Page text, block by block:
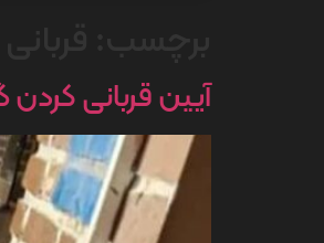
آیین قربانی کردن